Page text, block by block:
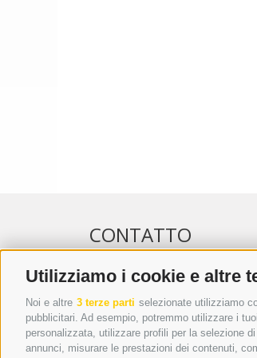
Utilizziamo i cookie e altre
Noi e altre 3 terze parti selezionate utilizziamo
pubblicitari. Ad esempio, potremmo utilizzare i
personalizzata, utilizzare profili per la selezione
annunci, misurare le prestazioni dei contenuti,
CONTATTO
WIPP-MEDIA GMBH
DER ERKER
CITTÀ NUOVA 20A
I-39049 VIPITENO